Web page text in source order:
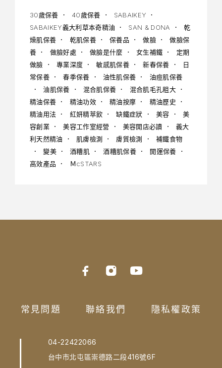
30歲保養 40歲保養
SABAIKEY
SABAIKEY義大利草本奇精油
SAN & DONA
乾
燥肌保養
乾肌保養 保養品 做臉
做臉保
養
做臉好處 做臉是什麼 女生補鐵
定期
做臉
專業深度 敏感肌保養 新春保養
日
常保養
春季保養 油性肌保養
油痘肌保養
油肌保養
混合肌保養
混合肌毛孔粗大
精油保養
精油功效 精油按摩
精油歷史
精油用法
紅妍精萃飲 缺鐵症狀 美容
美
容創業
美容工作室經營 美容開店必讀
義大
利天然精油
肌膚檢測 膚質檢測
補鐵食物
變美
酒糟肌 酒糟肌保養
開運保養
高效產品
ＭcSTARS
常見問題 聯絡我們 隱私權政策
04-22422066
台中市北屯區崇德路二段416號6F